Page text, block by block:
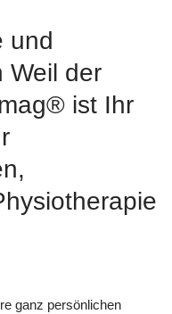
und
Weil der
ist Ihr
ganz persönlichen